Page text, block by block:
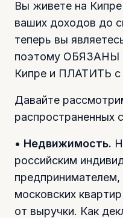
Вы живете на
ваших доходов до
теперь вы
поэтому ОБЯЗАНЫ
Кипре и ПЛАТИТЬ с
Давайте
распространенных
• Недвижимость.
российским
московских
от выручки. Как